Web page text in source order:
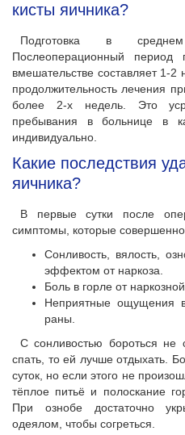
кисты яичника?
Подготовка в
Послеоперационный период
вмешательстве составляет 1-
продолжительность лечения
более 2-х недель. Это
пребывания в больнице в
индивидуально.
Какие последствия
яичника?
В первые сутки после
симптомы, которые
Сонливость, вялость,
эффектом от наркоза.
Боль в горле от
Неприятные ощущения
раны.
С сонливостью бороться не
спать, то ей лучше отдыхать.
суток, но если этого не
тёплое питьё и полоскание
При ознобе достаточно
одеялом, чтобы согреться.